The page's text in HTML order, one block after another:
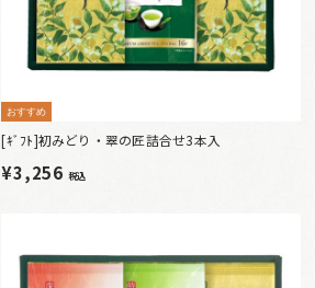
おすすめ
[ｷﾞﾌﾄ]初みどり・翠の匠詰合せ3本入
¥3,256 税込